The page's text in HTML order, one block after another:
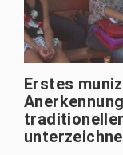
Erstes